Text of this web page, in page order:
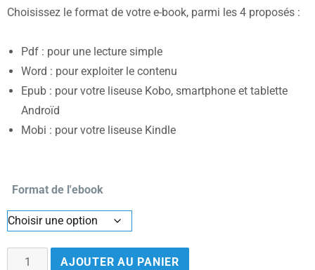
Choisissez le format de votre e-book, parmi les 4 proposés :
Pdf : pour une lecture simple
Word : pour exploiter le contenu
Epub : pour votre liseuse Kobo, smartphone et tablette
Androïd
Mobi : pour votre liseuse Kindle
Format de l'ebook
AJOUTER AU PANIER